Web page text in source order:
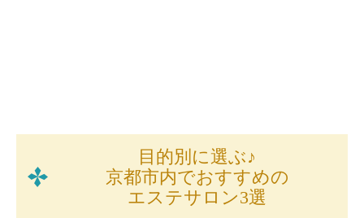
目的別に選ぶ♪
京都市内でおすすめの
エステサロン3選